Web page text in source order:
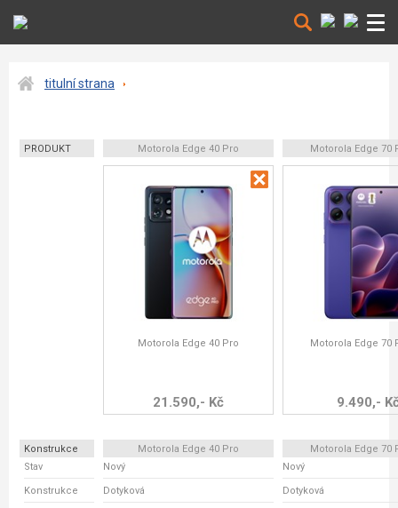
titulní strana
PRODUKT Motorola Edge 40 Pro Motorola Edge 70
Motorola Edge 40 Pro
21.590,- Kč
Motorola Edge 70
9.490,-
Konstrukce Motorola Edge 40 Pro
Motorola Edge 70
Stav
Nový Nový
Konstrukce Dotyková Dotyková